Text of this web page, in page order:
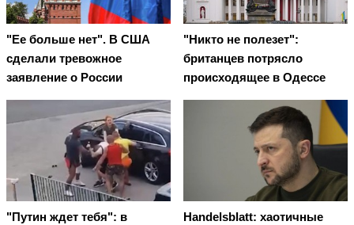
"Ее больше нет". В США
сделали тревожное
заявление о России
"Никто не полезет":
британцев потрясло
происходящее в Одессе
"Путин ждет тебя": в
Handelsblatt: хаотичные